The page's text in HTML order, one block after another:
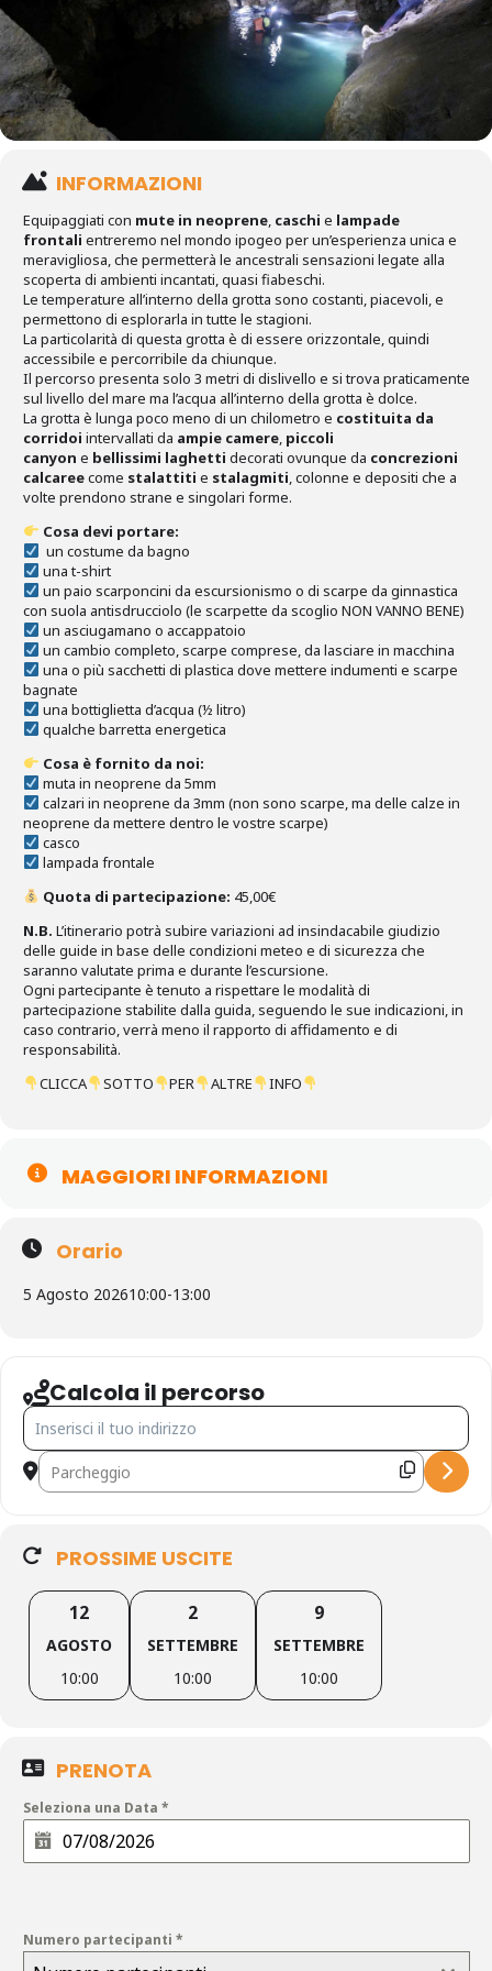
INFORMAZIONI
Equipaggiati con mute in neoprene, caschi e lampade
frontali entreremo nel mondo ipogeo per un’esperienza unica e
meravigliosa, che permetterà le ancestrali sensazioni legate alla
scoperta di ambienti incantati, quasi fiabeschi.
Le temperature all’interno della grotta sono costanti, piacevoli, e
permettono di esplorarla in tutte le stagioni.
La particolarità di questa grotta è di essere orizzontale, quindi
accessibile e percorribile da chiunque.
Il percorso presenta solo 3 metri di dislivello e si trova praticamente
sul livello del mare ma l’acqua all’interno della grotta è dolce.
La grotta è lunga poco meno di un chilometro e costituita da
corridoi intervallati da ampie camere, piccoli
canyon e bellissimi laghetti decorati ovunque da concrezioni
calcareecome stalattiti e stalagmiti, colonne e depositi che a
volte prendono strane e singolari forme.
Cosa devi portare:
un costume da bagno
una t-shirt
un paio scarponcini da escursionismo o di scarpe da ginnastica
con suola antisdrucciolo (le scarpette da scoglio NON VANNO BENE)
un asciugamano o accappatoio
un cambio completo, scarpe comprese, da lasciare in macchina
una o più sacchetti di plastica dove mettere indumenti e scarpe
bagnate
una bottiglietta d’acqua (½ litro)
qualche barretta energetica
Cosa è fornito da noi:
muta in neoprene da 5mm
calzari in neoprene da 3mm (non sono scarpe, ma delle calze in
neoprene da mettere dentro le vostre scarpe)
casco
lampada frontale
Quota di partecipazione: 45,00€
N.B. L’itinerario potrà subire variazioni ad insindacabile giudizio
delle guide in base delle condizioni meteo e di sicurezza che
saranno valutate prima e durante l’escursione.
Ogni partecipante è tenuto a rispettare le modalità di
partecipazione stabilite dalla guida, seguendo le sue indicazioni, in
caso contrario, verrà meno il rapporto di affidamento e di
responsabilità.
CLICCA
SOTTO PER ALTRE INFO
MAGGIORI INFORMAZIONI
Orario
5 Agosto 202610:00-13:00
Calcola il percorso
indirizzo - Grotta Punta degli Stretti [N6aKd2a8L]
Indirizzo di destinazione - Grotta Punta degli Stretti
PROSSIME USCITE
12
AGOSTO
10:00
2
SETTEMBRE
10:00
9
SETTEMBRE
10:00
PRENOTA
Seleziona una Data *
Numero partecipanti *